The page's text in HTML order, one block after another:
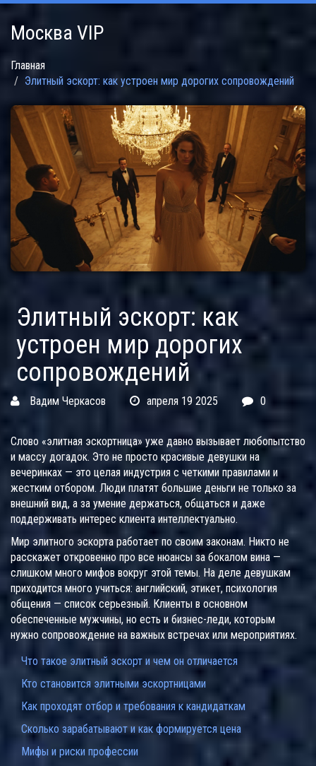
Москва VIP
Главная
Элитный эскорт: как устроен мир дорогих сопровождений
Элитный эскорт: как
устроен мир дорогих
сопровождений
Вадим Черкасов апреля 19 2025 0
Слово «элитная эскортница» уже давно вызывает любопытство
и массу догадок. Это не просто красивые девушки на
вечеринках — это целая индустрия с четкими правилами и
жестким отбором. Люди платят большие деньги не только за
внешний вид, а за умение держаться, общаться и даже
поддерживать интерес клиента интеллектуально.
Мир элитного эскорта работает по своим законам. Никто не
расскажет откровенно про все нюансы за бокалом вина —
слишком много мифов вокруг этой темы. На деле девушкам
приходится много учиться: английский, этикет, психология
общения — список серьезный. Клиенты в основном
обеспеченные мужчины, но есть и бизнес-леди, которым
нужно сопровождение на важных встречах или мероприятиях.
Что такое элитный эскорт и чем он отличается
Кто становится элитными эскортницами
Как проходят отбор и требования к кандидаткам
Сколько зарабатывают и как формируется цена
Мифы и риски профессии